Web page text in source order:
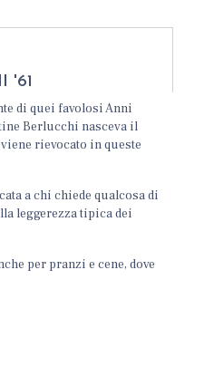
'61
di quei favolosi Anni
Berlucchi nasceva il
viene rievocato in queste
a chi chiede qualcosa di
leggerezza tipica dei
per pranzi e cene, dove